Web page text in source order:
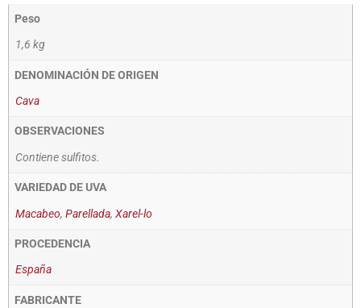
Peso
1,6 kg
DENOMINACIÓN DE ORIGEN
Cava
OBSERVACIONES
Contiene sulfitos.
VARIEDAD DE UVA
Macabeo, Parellada, Xarel-lo
PROCEDENCIA
España
FABRICANTE